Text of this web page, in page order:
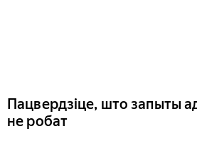
Пацвердзіце, што запыты
не робат